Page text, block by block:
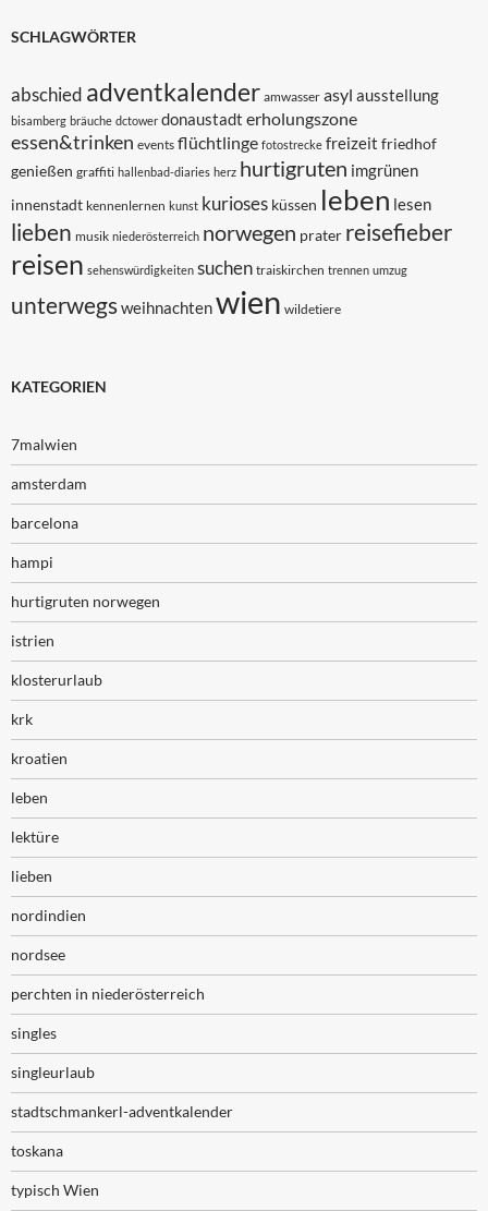
SCHLAGWÖRTER
abschied adventkalender amwasser asyl ausstellung
bisamberg bräuche dctower donaustadt erholungszone
essen&trinken events flüchtlinge fotostrecke freizeit friedhof
genießen graffiti hallenbad-diaries herz hurtigruten imgrünen
innenstadt kennenlernen kunst kurioses küssen leben lesen
lieben musik niederösterreich norwegen prater reisefieber
reisen sehenswürdigkeiten suchen traiskirchen trennen umzug
unterwegsweihnachtenwien wildetiere
KATEGORIEN
7malwien
amsterdam
barcelona
hampi
hurtigruten norwegen
istrien
klosterurlaub
krk
kroatien
leben
lektüre
lieben
nordindien
nordsee
perchten in niederösterreich
singles
singleurlaub
stadtschmankerl-adventkalender
toskana
typisch Wien